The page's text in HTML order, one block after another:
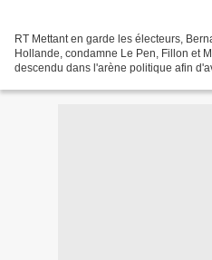
RT Mettant en garde les électeurs,
Hollande, condamne Le Pen, Fillon et
descendu dans l'arène politique afin